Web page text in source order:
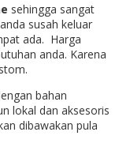
sehingga sangat
susah keluar
ada. Harga
anda. Karena
bahan
lokal dan aksesoris
dibawakan pula